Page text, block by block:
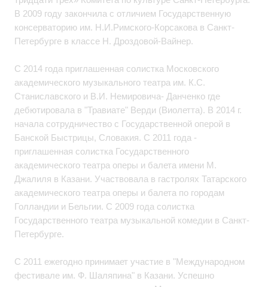
В 2009 году закончила с отличием Государственную
консерваторию им. Н.И.Римского-Корсакова в Санкт-
Петербурге в классе Н. Дроздовой-Вайнер.
С 2014 года приглашенная солистка Московского
академического музыкального театра им. К.С.
Станиславского и В.И. Немировича- Данченко где
дебютировала в "Травиате" Верди (Виолетта). В 2014 г.
начала сотрудничество с Государственной оперой в
Банской Быстрицы, Словакия. C 2011 года -
приглашенная солистка Государственного
академического театра оперы и балета имени М.
Джалиля в Казани. Участвовала в гастролях Татарского
академического театра оперы и балета по городам
Голландии и Бельгии. C 2009 года солистка
Государственного театра музыкальной комедии в Санкт-
Петербурге.
С 2011 ежегодно принимает участие в "Международном
фестивале им. Ф. Шаляпина" в Казани. Успешно